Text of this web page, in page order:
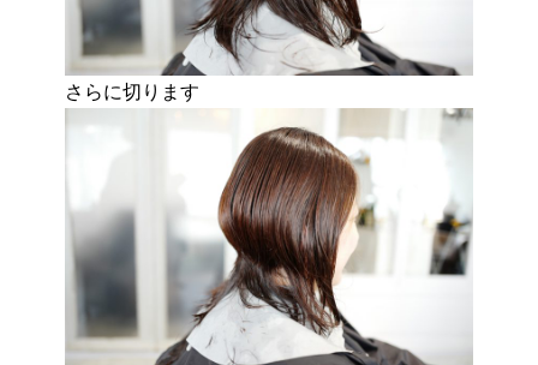
さらに切ります